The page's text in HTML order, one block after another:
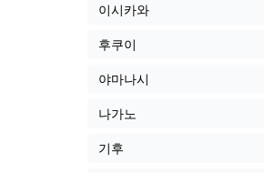
이시카와
후쿠이
야마나시
나가노
기후